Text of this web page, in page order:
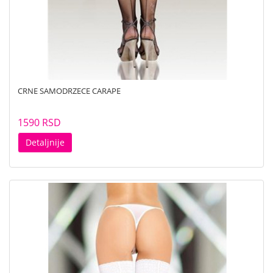
CRNE SAMODRZECE CARAPE
1590 RSD
Detaljnije